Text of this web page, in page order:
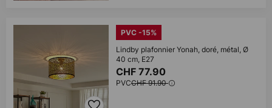
PVC -15%
Lindby plafonnier Yonah, doré, métal, Ø
40 cm, E27
CHF 77.90
PVCCHF 91.90